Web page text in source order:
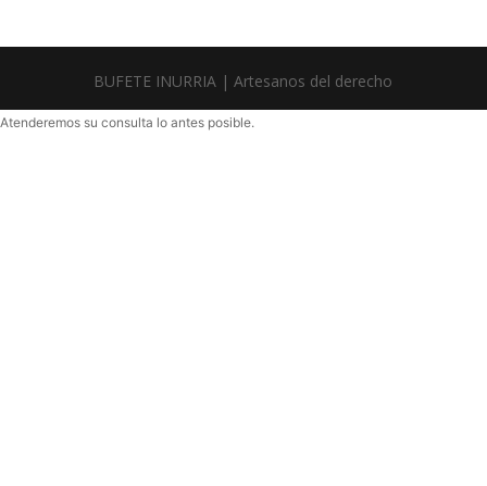
BUFETE INURRIA | Artesanos del derecho
Atenderemos su consulta lo antes posible.